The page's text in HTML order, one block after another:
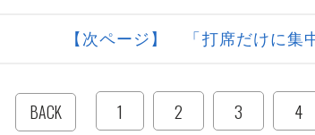
【次ページ】 「打席だけに集
BACK 1 2 3 4